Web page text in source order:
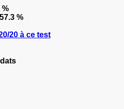
%
57.3 %
20 à ce test